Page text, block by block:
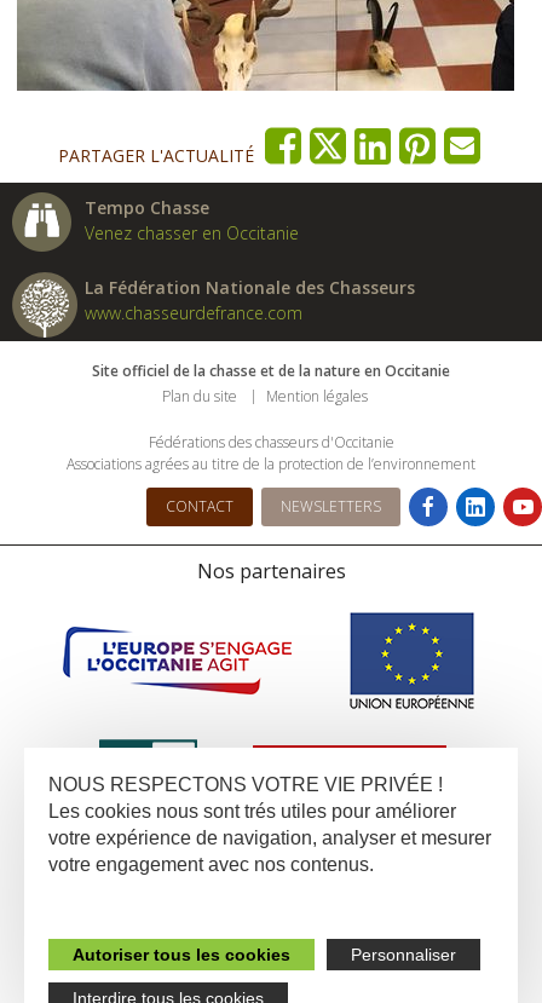
PARTAGER L'ACTUALITÉ
Tempo Chasse
Venez chasser en Occitanie
La Fédération Nationale des Chasseurs
www.chasseurdefrance.com
Site officiel de la chasse et de la nature en Occitanie
Plan du site
Mention légales
Fédérations des chasseurs d'Occitanie
Associations agrées au titre de la protection de l’environnement
CONTACT NEWSLETTERS
Nos partenaires
NOUS RESPECTONS VOTRE VIE PRIVÉE !
Les cookies nous sont trés utiles pour améliorer
votre expérience de navigation, analyser et mesurer
votre engagement avec nos contenus.
Autoriser tous les cookies Personnaliser
Interdire tous les cookies